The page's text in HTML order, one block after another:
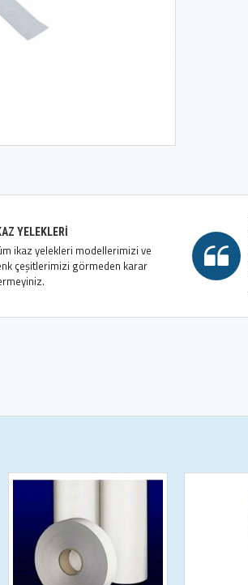
YELEKLERI
ikaz yelekleri modellerimizi ve
çeşitlerimizi görmeden karar